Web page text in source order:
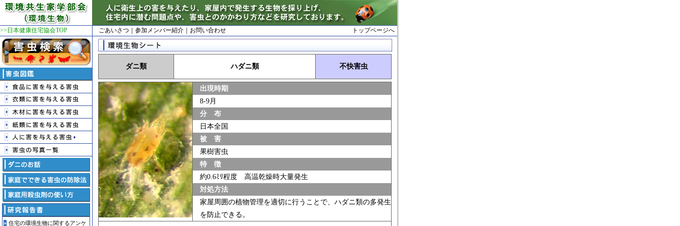
>>日本健康住宅協会TOP ごあいさつ 参加メンバー紹介 お問い合わせ トップページへ
住宅の環境生物に関するアンケ
ダニ類 ハダニ類 不快害虫
出現時期
8-9月
分 布
日本全国
被 害
果樹害虫
特 徴
約0.6ﾐﾘ程度 高温乾燥時大量発生
対処方法
家屋周囲の植物管理を適切に行うことで、ハダニ類の多発生
を防止できる。